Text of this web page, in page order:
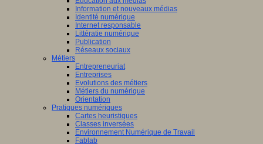
Information et nouveaux médias
Identité numérique
Internet responsable
Littératie numérique
Publication
Réseaux sociaux
Métiers
Entrepreneuriat
Entreprises
Evolutions des métiers
Métiers du numérique
Orientation
Pratiques numériques
Cartes heuristiques
Classes inversées
Environnement Numérique de Travail
Fablab